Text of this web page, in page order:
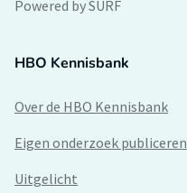
Powered by SURF
HBO Kennisbank
Over de HBO Kennisbank
Eigen onderzoek publiceren
Uitgelicht